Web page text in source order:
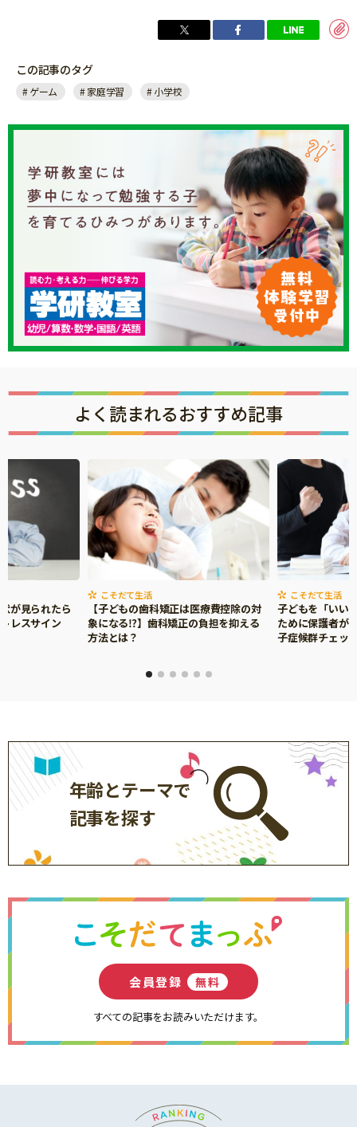
この記事のタグ
ゲーム 家庭学習 小学校
よく読まれるおすすめ記事
が見られたら
レスサイン
こそだて生活
【子どもの歯科矯正は医療費控除の対
象になる⁉】歯科矯正の負担を抑える
方法とは？
こそだて生活
子どもを「いい
ために保護者が
子症候群チェッ
年齢とテーマで
記事を探す
会員登録 無料
すべての記事をお読みいただけます。